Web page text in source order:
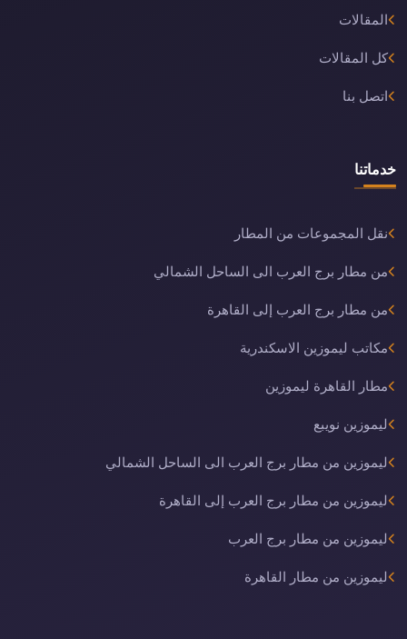
المقالات
كل المقالات
اتصل بنا
خدماتنا
نقل المجموعات من المطار
من مطار برج العرب الى الساحل الشمالي
من مطار برج العرب إلى القاهرة
مكاتب ليموزين الاسكندرية
مطار القاهرة ليموزين
ليموزين نويبع
ليموزين من مطار برج العرب الى الساحل الشمالي
ليموزين من مطار برج العرب إلى القاهرة
ليموزين من مطار برج العرب
ليموزين من مطار القاهرة